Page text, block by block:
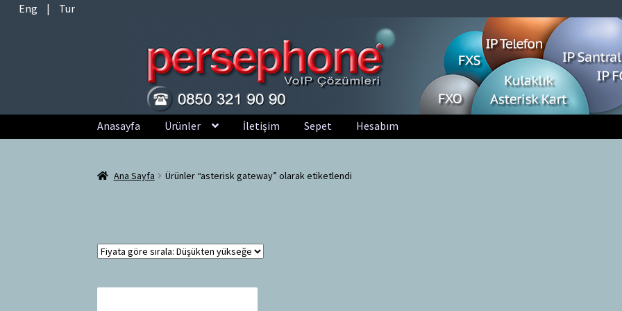
Eng | Tur
Dolaşıma
geç
İçeriğe
geç
Anasayfa Ürünler İletişim Sepet Hesabım
Ana Sayfa Ürünler “asterisk gateway” olarak etiketlendi